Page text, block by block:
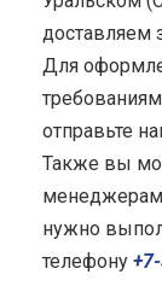
доставляем
Для
отправьте
Также вы
нужно
телефону